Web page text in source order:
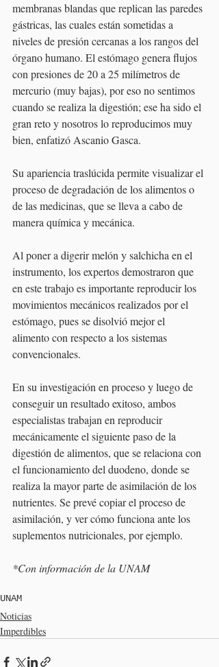
membranas blandas que replican las paredes
gástricas, las cuales están sometidas a
niveles de presión cercanas a los rangos del
órgano humano. El estómago genera flujos
con presiones de 20 a 25 milímetros de
mercurio (muy bajas), por eso no sentimos
cuando se realiza la digestión; ese ha sido el
gran reto y nosotros lo reproducimos muy
bien, enfatizó Ascanio Gasca.
Su apariencia traslúcida permite visualizar el
proceso de degradación de los alimentos o
de las medicinas, que se lleva a cabo de
manera química y mecánica.
Al poner a digerir melón y salchicha en el
instrumento, los expertos demostraron que
en este trabajo es importante reproducir los
movimientos mecánicos realizados por el
estómago, pues se disolvió mejor el
alimento con respecto a los sistemas
convencionales.
En su investigación en proceso y luego de
conseguir un resultado exitoso, ambos
especialistas trabajan en reproducir
mecánicamente el siguiente paso de la
digestión de alimentos, que se relaciona con
el funcionamiento del duodeno, donde se
realiza la mayor parte de asimilación de los
nutrientes. Se prevé copiar el proceso de
asimilación, y ver cómo funciona ante los
suplementos nutricionales, por ejemplo.
*Con información de la UNAM
UNAM
Noticias
Imperdibles